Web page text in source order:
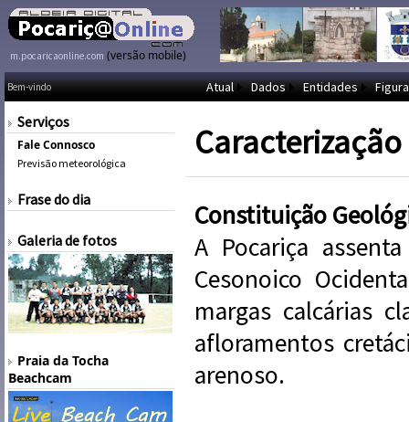
m.pocaricaonline.com (versão mobile)
Bem-vindo Atual Dados Entidades
Serviços
Fale Connosco
Previsão meteorológica
Frase do dia
Galeria de fotos
Praia da Tocha
Beachcam
Caracterização
Constituição
A Pocariça
Cesonoico
margas calcárias
afloramentos
arenoso.